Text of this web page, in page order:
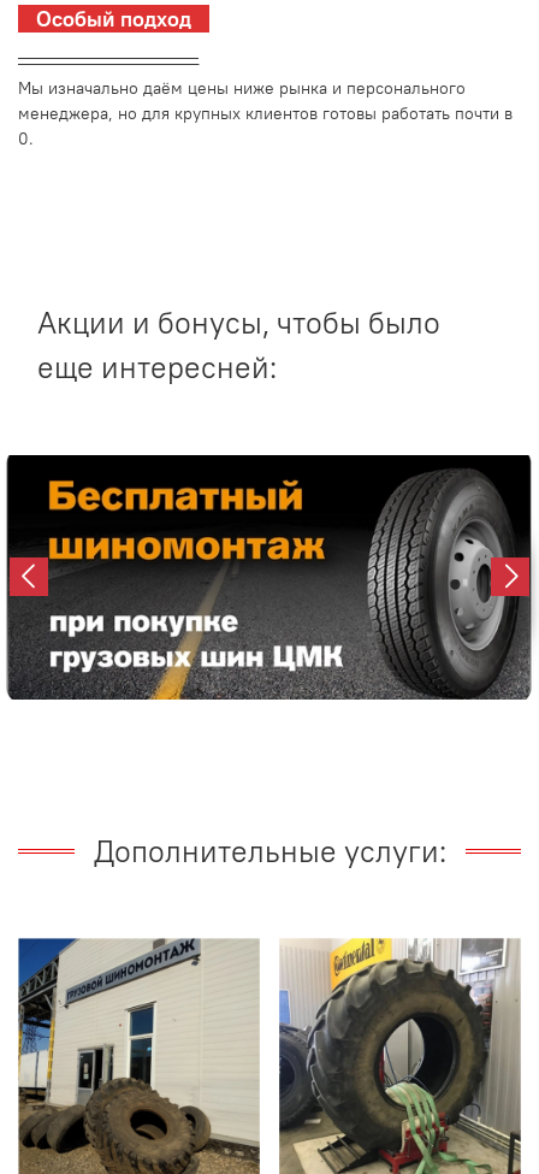
Особый подход
_________________________
Мы изначально даём цены ниже рынка и персонального
менеджера, но для крупных клиентов готовы работать почти в
0.
Акции и бонусы, чтобы было
еще интересней:
Дополнительные услуги: